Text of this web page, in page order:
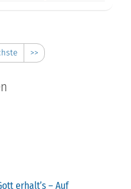
>>
erhalt’s – Auf